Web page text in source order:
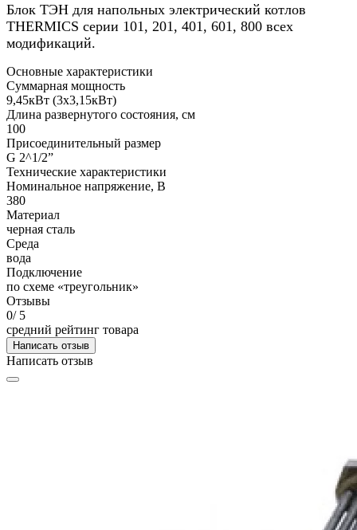
Блок ТЭН для напольных электрический котлов
THERMICS серии 101, 201, 401, 601, 800 всех
модификаций.
Основные характеристики
Суммарная мощность
9,45кВт (3х3,15кВт)
Длина развернутого состояния, см
100
Присоединительный размер
G 2^1/2”
Технические характеристики
Номинальное напряжение, В
380
Материал
черная сталь
Среда
вода
Подключение
по схеме «треугольник»
Отзывы
0/ 5
средний рейтинг товара
Написать отзыв
Написать отзыв